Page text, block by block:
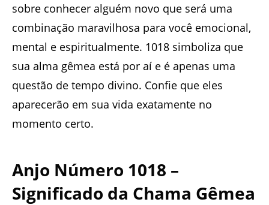
sobre conhecer alguém novo que será uma
combinação maravilhosa para você emocional,
mental e espiritualmente. 1018 simboliza que
sua alma gêmea está por aí e é apenas uma
questão de tempo divino. Confie que eles
aparecerão em sua vida exatamente no
momento certo.
Anjo Número 1018 –
Significado da Chama Gêmea